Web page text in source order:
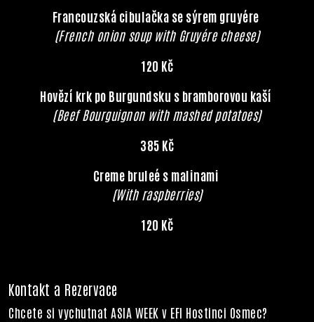
Francouzská cibulačka se sýrem gruyére
(French onion soup with Gruyére cheese)
120 Kč
Hovězí krk po Burgundsku s bramborovou kaší
(Beef Bourguignon with mashed potatoes)
385 Kč
Creme bruleé s malinami
(With raspberries)
120 Kč
Kontakt a Rezervace
Chcete si vychutnat ASIA WEEK v EFI Hostinci Osmec?